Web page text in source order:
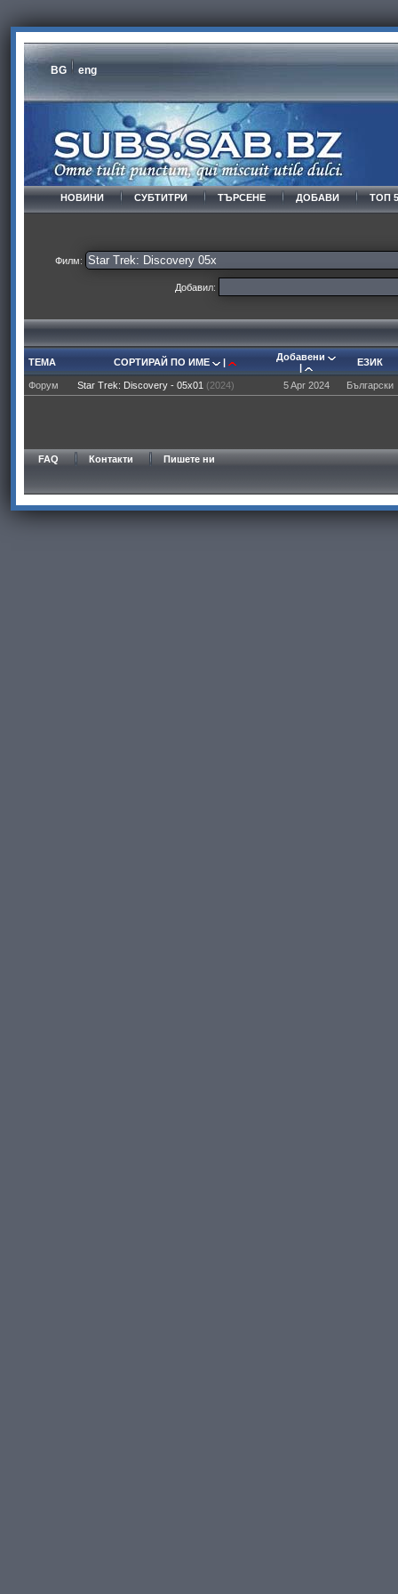
BG eng
НОВИНИ СУБТИТРИ ТЪРСЕНЕ ДОБАВИ ТОП
Филм:
Добавил:
ТЕМА СОРТИРАЙ ПО ИМЕ |
Добавени
|
ЕЗИК
Форум Star Trek: Discovery - 05x01 (2024) 5 Apr 2024 Български
FAQ Контакти Пишете ни